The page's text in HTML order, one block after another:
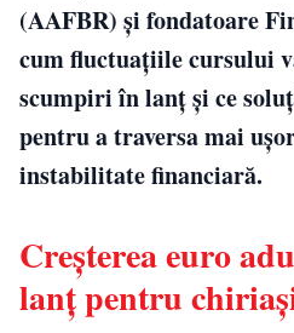
(AAFBR) și fondatoare
cum fluctuațiile cursului
scumpiri în lanț și ce
pentru a traversa mai
instabilitate financiară.
Creșterea euro
lanț pentru